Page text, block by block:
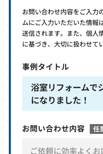
お問い合わせ内容をご入力
ムにご入力いただいた情報
送信されます。また、個人
に基づき、大切に扱わせて
事例タイトル
浴室リフォームで
になりました！
お問い合わせ内容 任